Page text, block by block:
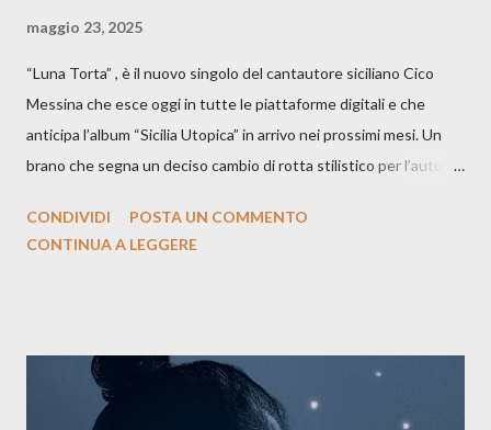
maggio 23, 2025
“Luna Torta” , è il nuovo singolo del cantautore siciliano Cico
Messina che esce oggi in tutte le piattaforme digitali e che
anticipa l’album “Sicilia Utopica” in arrivo nei prossimi mesi. Un
brano che segna un deciso cambio di rotta stilistico per l’autore
testo ibrido tra italiano e siciliano, e un’urgenza espressiva che
La canzone racconta la difficoltà di creare, e perfino di esistere,
sotto il peso della realtà. Ma lo fa cercando una via d’uscita, una
CONDIVIDI
POSTA UN COMMENTO
CONTINUA A LEGGERE